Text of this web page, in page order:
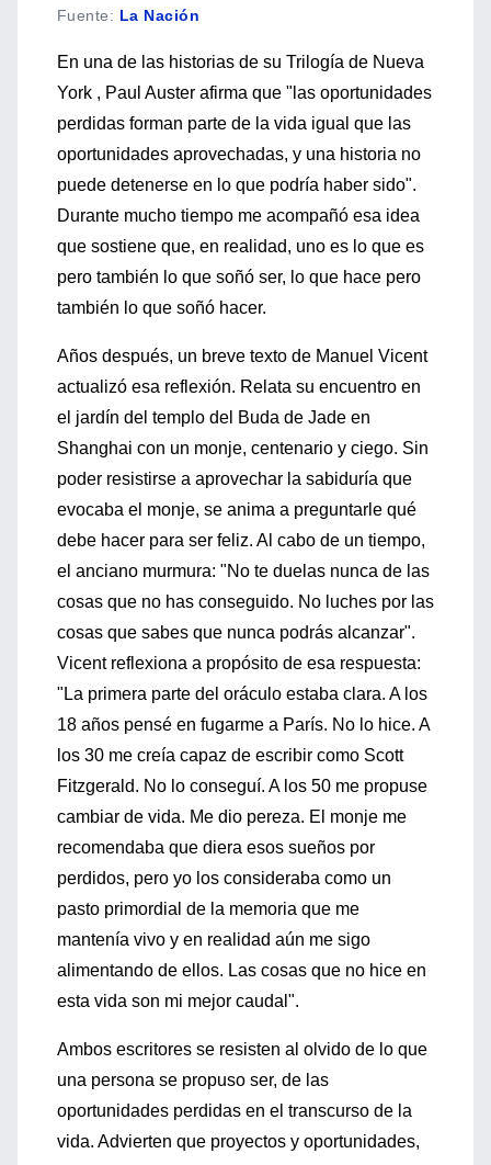
Fuente: La Nación
En una de las historias de su Trilogía de Nueva
York , Paul Auster afirma que "las oportunidades
perdidas forman parte de la vida igual que las
oportunidades aprovechadas, y una historia no
puede detenerse en lo que podría haber sido".
Durante mucho tiempo me acompañó esa idea
que sostiene que, en realidad, uno es lo que es
pero también lo que soñó ser, lo que hace pero
también lo que soñó hacer.
Años después, un breve texto de Manuel Vicent
actualizó esa reflexión. Relata su encuentro en
el jardín del templo del Buda de Jade en
Shanghai con un monje, centenario y ciego. Sin
poder resistirse a aprovechar la sabiduría que
evocaba el monje, se anima a preguntarle qué
debe hacer para ser feliz. Al cabo de un tiempo,
el anciano murmura: "No te duelas nunca de las
cosas que no has conseguido. No luches por las
cosas que sabes que nunca podrás alcanzar".
Vicent reflexiona a propósito de esa respuesta:
"La primera parte del oráculo estaba clara. A los
18 años pensé en fugarme a París. No lo hice. A
los 30 me creía capaz de escribir como Scott
Fitzgerald. No lo conseguí. A los 50 me propuse
cambiar de vida. Me dio pereza. El monje me
recomendaba que diera esos sueños por
perdidos, pero yo los consideraba como un
pasto primordial de la memoria que me
mantenía vivo y en realidad aún me sigo
alimentando de ellos. Las cosas que no hice en
esta vida son mi mejor caudal".
Ambos escritores se resisten al olvido de lo que
una persona se propuso ser, de las
oportunidades perdidas en el transcurso de la
vida. Advierten que proyectos y oportunidades,